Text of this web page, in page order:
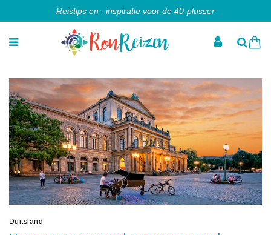
Reistips en –inspiratie voor de 40-plusser
Duitsland